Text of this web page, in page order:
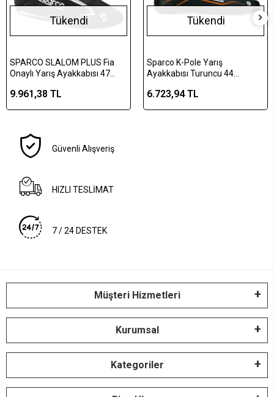
Tükendi
SPARCO SLALOM PLUS Fia
Onaylı Yarış Ayakkabısı 47
9.961,38 TL
Tükendi
Sparco K-Pole Yarış
Ayakkabısı Turuncu 44
6.723,94 TL
Güvenli Alışveriş
HIZLI TESLİMAT
7 / 24 DESTEK
Müşteri Hizmetleri
Kurumsal
Kategoriler